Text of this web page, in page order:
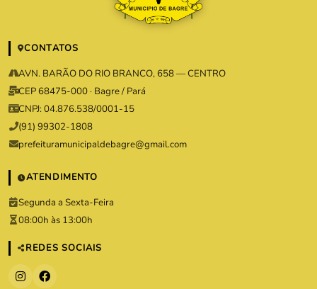
CONTATOS
AVN. BARÃO DO RIO BRANCO, 658 — CENTRO
CEP 68475-000 · Bagre / Pará
CNPJ: 04.876.538/0001-15
(91) 99302-1808
prefeituramunicipaldebagre@gmail.com
ATENDIMENTO
Segunda a Sexta-Feira
08:00h às 13:00h
REDES SOCIAIS